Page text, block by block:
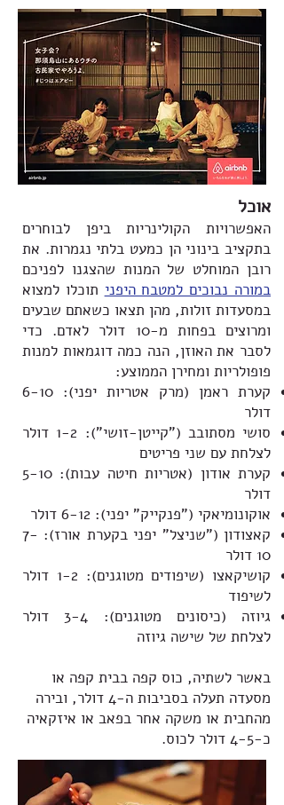
אוכל
האפשרויות הקולינריות ביפן לבוחרים
בתקציב בינוני הן כמעט בלתי נגמרות. את
רובן המוחלט של המנות שהצגנו לפניכם
במורה נבוכים למטבח היפני תוכלו למצוא
במסעדות זולות, מהן תצאו כשאתם שבעים
ומרוצים בפחות מ-10 דולר לאדם. כדי
לסבר את האוזן, הנה כמה דוגמאות למנות
פופולריות ומחירן הממוצע:
קערת ראמן (מרק אטריות יפני): 6-10
דולר
סושי מסתובב ("קייטן-זושי"): 1-2 דולר
לצלחת עם שני פריטים
קערת אודון (אטריות חיטה עבות): 5-10
דולר
אוקונומיאקי ("פנקייק" יפני): 6-12 דולר
קאצודון ("שניצל" יפני בקערת אורז): 7-
10 דולר
קושיקאצו (שיפודים מטוגנים): 1-2 דולר
לשיפוד
גיוזה (כיסונים מטוגנים): 3-4 דולר
לצלחת של שישה גיוזה
באשר לשתיה, כוס קפה בבית קפה או
מסעדה תעלה בסביבות ה-4 דולר, ובירה
מהחבית או משקה אחר בפאב או איזקאיה
כ-4-5 דולר לכוס.